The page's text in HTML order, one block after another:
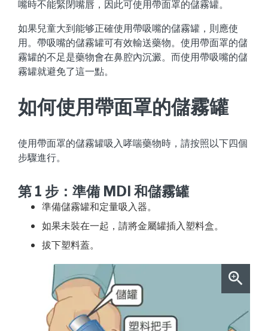
嘴時不能緊閉嘴唇，因此可使用帶面罩的儲霧罐。
如果兒童大到能够正確使用帶吸嘴的儲霧罐，則應使
用。帶吸嘴的儲霧罐可有效輸送藥物。使用帶面罩的儲
霧罐的不足是藥物會在鼻腔內沉澱。而使用帶吸嘴的儲
霧罐就避免了這一點。
如何使用帶面罩的儲霧罐
使用帶面罩的儲霧罐吸入哮喘藥物時，請按照以下四個
步驟進行。
第 1 步：準備 MDI 和儲霧罐
準備儲霧罐和定量吸入器。
如果未裝在一起，請將金屬罐插入塑料盒。
拔下塑料蓋。